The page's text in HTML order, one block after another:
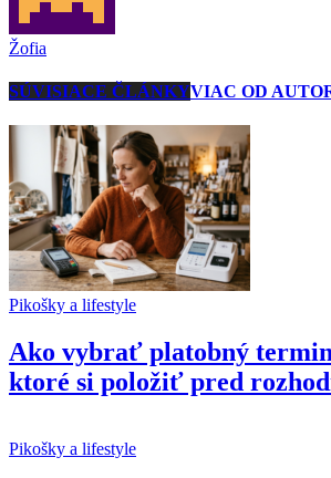
Žofia
SÚVISIACE ČLÁNKYVIAC OD
Pikošky a lifestyle
Ako vybrať platobný
ktoré si položiť pred
Pikošky a lifestyle